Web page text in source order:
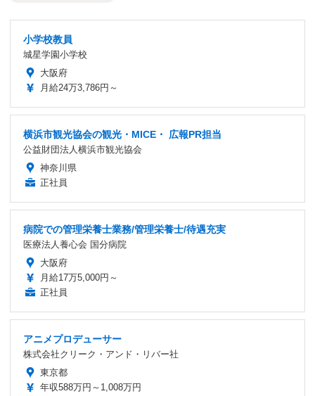
小学校教員
城星学園小学校
大阪府
月給24万3,786円～
横浜市観光協会の観光・MICE・ 広報PR担当
公益財団法人横浜市観光協会
神奈川県
正社員
病院での管理栄養士業務/管理栄養士/待遇充実
医療法人養心会 国分病院
大阪府
月給17万5,000円～
正社員
アニメプロデューサー
株式会社クリーク・アンド・リバー社
東京都
年収588万円～1,008万円